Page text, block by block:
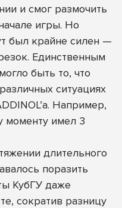
и смог размочить
игры. Но
был крайне силен —
Единственным
быть то, что
ситуациях
Например,
моменту имел 3
длительного
поразить
КубГУ даже
сократив разницу